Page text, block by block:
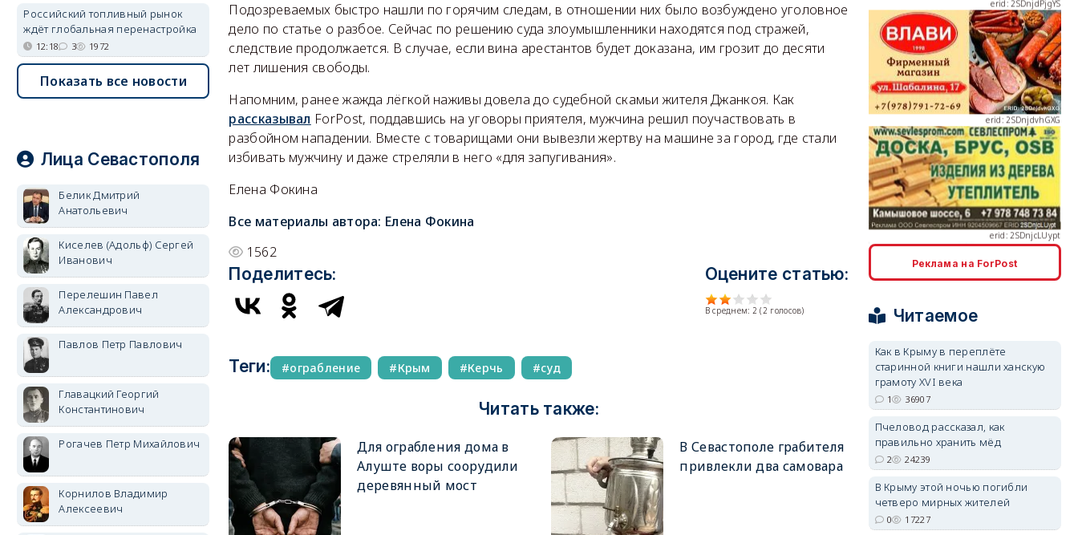
Подозреваемых быстро нашли по горячим следам, в отношении них было возбуждено уголовное
дело по статье о разбое. Сейчас по решению суда злоумышленники находятся под стражей,
следствие продолжается. В случае, если вина арестантов будет доказана, им грозит до десяти
лет лишения свободы.
Напомним, ранее жажда лёгкой наживы довела до судебной скамьи жителя Джанкоя. Как
рассказывал ForPost, поддавшись на уговоры приятеля, мужчина решил поучаствовать в
разбойном нападении. Вместе с товарищами они вывезли жертву на машине за город, где стали
избивать мужчину и даже стреляли в него «для запугивания».
Елена Фокина
Все материалы автора: Елена Фокина
1562
Поделитесь: Оцените статью:
В среднем: 2 (2 голосов)
Теги: ограбление Крым Керчь суд
Читать также:
Для ограбления дома в
Алуште воры соорудили
деревянный мост
В Севастополе грабителя
привлекли два самовара
Российский топливный рынок
ждёт глобальная перенастройка
12:18 3 1972
Показать все новости
Лица Севастополя
Белик Дмитрий
Анатольевич
Киселев (Адольф) Сергей
Иванович
Перелешин Павел
Александрович
Павлов Петр Павлович
Главацкий Георгий
Константинович
Рогачев Петр Михайлович
Корнилов Владимир
Алексеевич
erid: 2SDnjdvhGXG
erid: 2SDnjcLUypt
erid: 2SDnjcrDNw6
Реклама на ForPost
Читаемое
Как в Крыму в переплёте
старинной книги нашли ханскую
грамоту XVI века
1 36907
Пчеловод рассказал, как
правильно хранить мёд
2 24239
В Крыму этой ночью погибли
четверо мирных жителей
0 17227